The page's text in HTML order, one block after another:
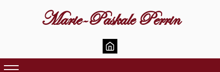
Marie-Paskale Perrin